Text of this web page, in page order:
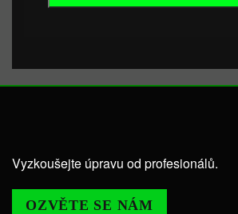
Vyzkoušejte úpravu od profesionálů.
OZVĚTE SE NÁM